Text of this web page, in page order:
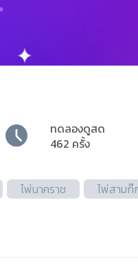
ทดลองดูสด
462 ครั้ง
ไพ่นาคราช ไพ่สามก๊